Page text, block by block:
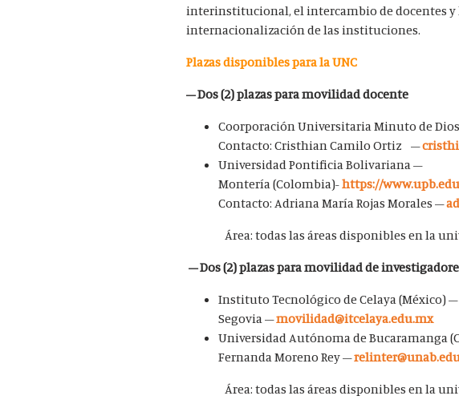
interinstitucional, el intercambio de docentes y
internacionalización de las instituciones.
Plazas disponibles para la UNC
– Dos (2) plazas para movilidad docente
Coorporación Universitaria Minuto de
Contacto: Cristhian Camilo Ortiz –
Universidad Pontificia Bolivariana –
Montería (Colombia)-https://
Contacto: Adriana María Rojas Morales –
Área: todas las áreas disponibles en la
– Dos (2) plazas para movilidad de
Instituto Tecnológico de Celaya (México)
Segovia –movilidad@itcelaya.edu.mx
Universidad Autónoma de Bucaramanga
Fernanda Moreno Rey –
Área: todas las áreas disponibles en la